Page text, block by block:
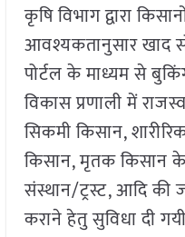
कृषि विभाग द्वारा
आवश्यकतानुसार खाद
पोर्टल के माध्यम से
विकास प्रणाली में राजस्व
सिकमी किसान,
किसान, मृतक किसान के
संस्थान/ट्रस्ट, आदि
कराने हेतु सुविधा दी